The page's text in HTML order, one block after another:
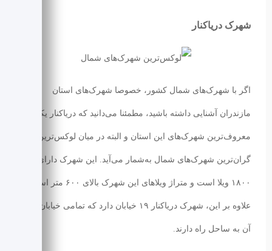
شهرک دریاکنار
اگر با شهرک‌های شمال کشور، خصوصا شهرک‌های استان
مازندران آشنایی داشته باشید، مطمئنا می‌دانید که دریاکنار یکی از
معروف‌ترین شهرک‌های این استان و البته در میان لوکس‌ترین و
گران‌ترین شهرک‌های شمال به‌شمار می‌‌آید. این شهرک دارای
۱۸۰۰ ویلا است و متراژ ویلاهای این شهرک بالای ۶۰۰ متر است.
علاوه بر این، شهرک دریاکنار ۱۹ خیابان دارد که تمامی خیابان‌های
آن به ساحل راه دارند.